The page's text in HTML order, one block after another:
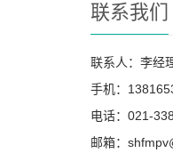
联系我们
联系人：李经
手机：
电话：021-
邮箱：